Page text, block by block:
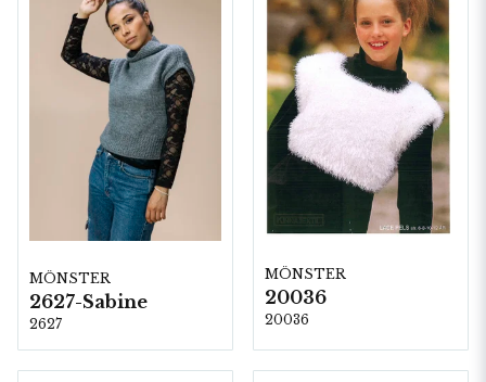
MÖNSTER
2627-Sabine
2627
MÖNSTER
20036
20036